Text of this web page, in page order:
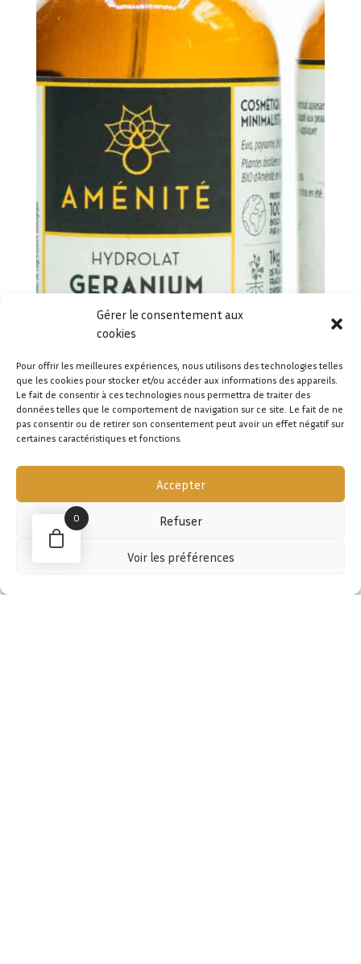
Gérer le consentement aux
cookies
Pour offrir les meilleures expériences, nous utilisons des technologies telles
que les cookies pour stocker et/ou accéder aux informations des appareils.
Le fait de consentir à ces technologies nous permettra de traiter des
données telles que le comportement de navigation sur ce site. Le fait de ne
pas consentir ou de retirer son consentement peut avoir un effet négatif sur
certaines caractéristiques et fonctions.
Accepter
Refuser
Voir les préférences
0